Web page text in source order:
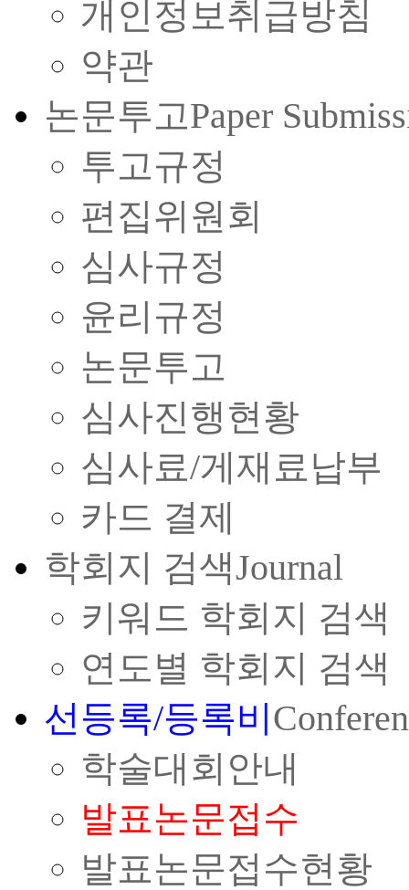
개인정보취급방침
약관
논문투고Paper
투고규정
편집위원회
심사규정
윤리규정
논문투고
심사진행현황
심사료/게재료납부
카드 결제
학회지 검색Journal
키워드 학회지 검색
연도별 학회지 검색
선등록/등록비
학술대회안내
발표논문접수
발표논문접수현황